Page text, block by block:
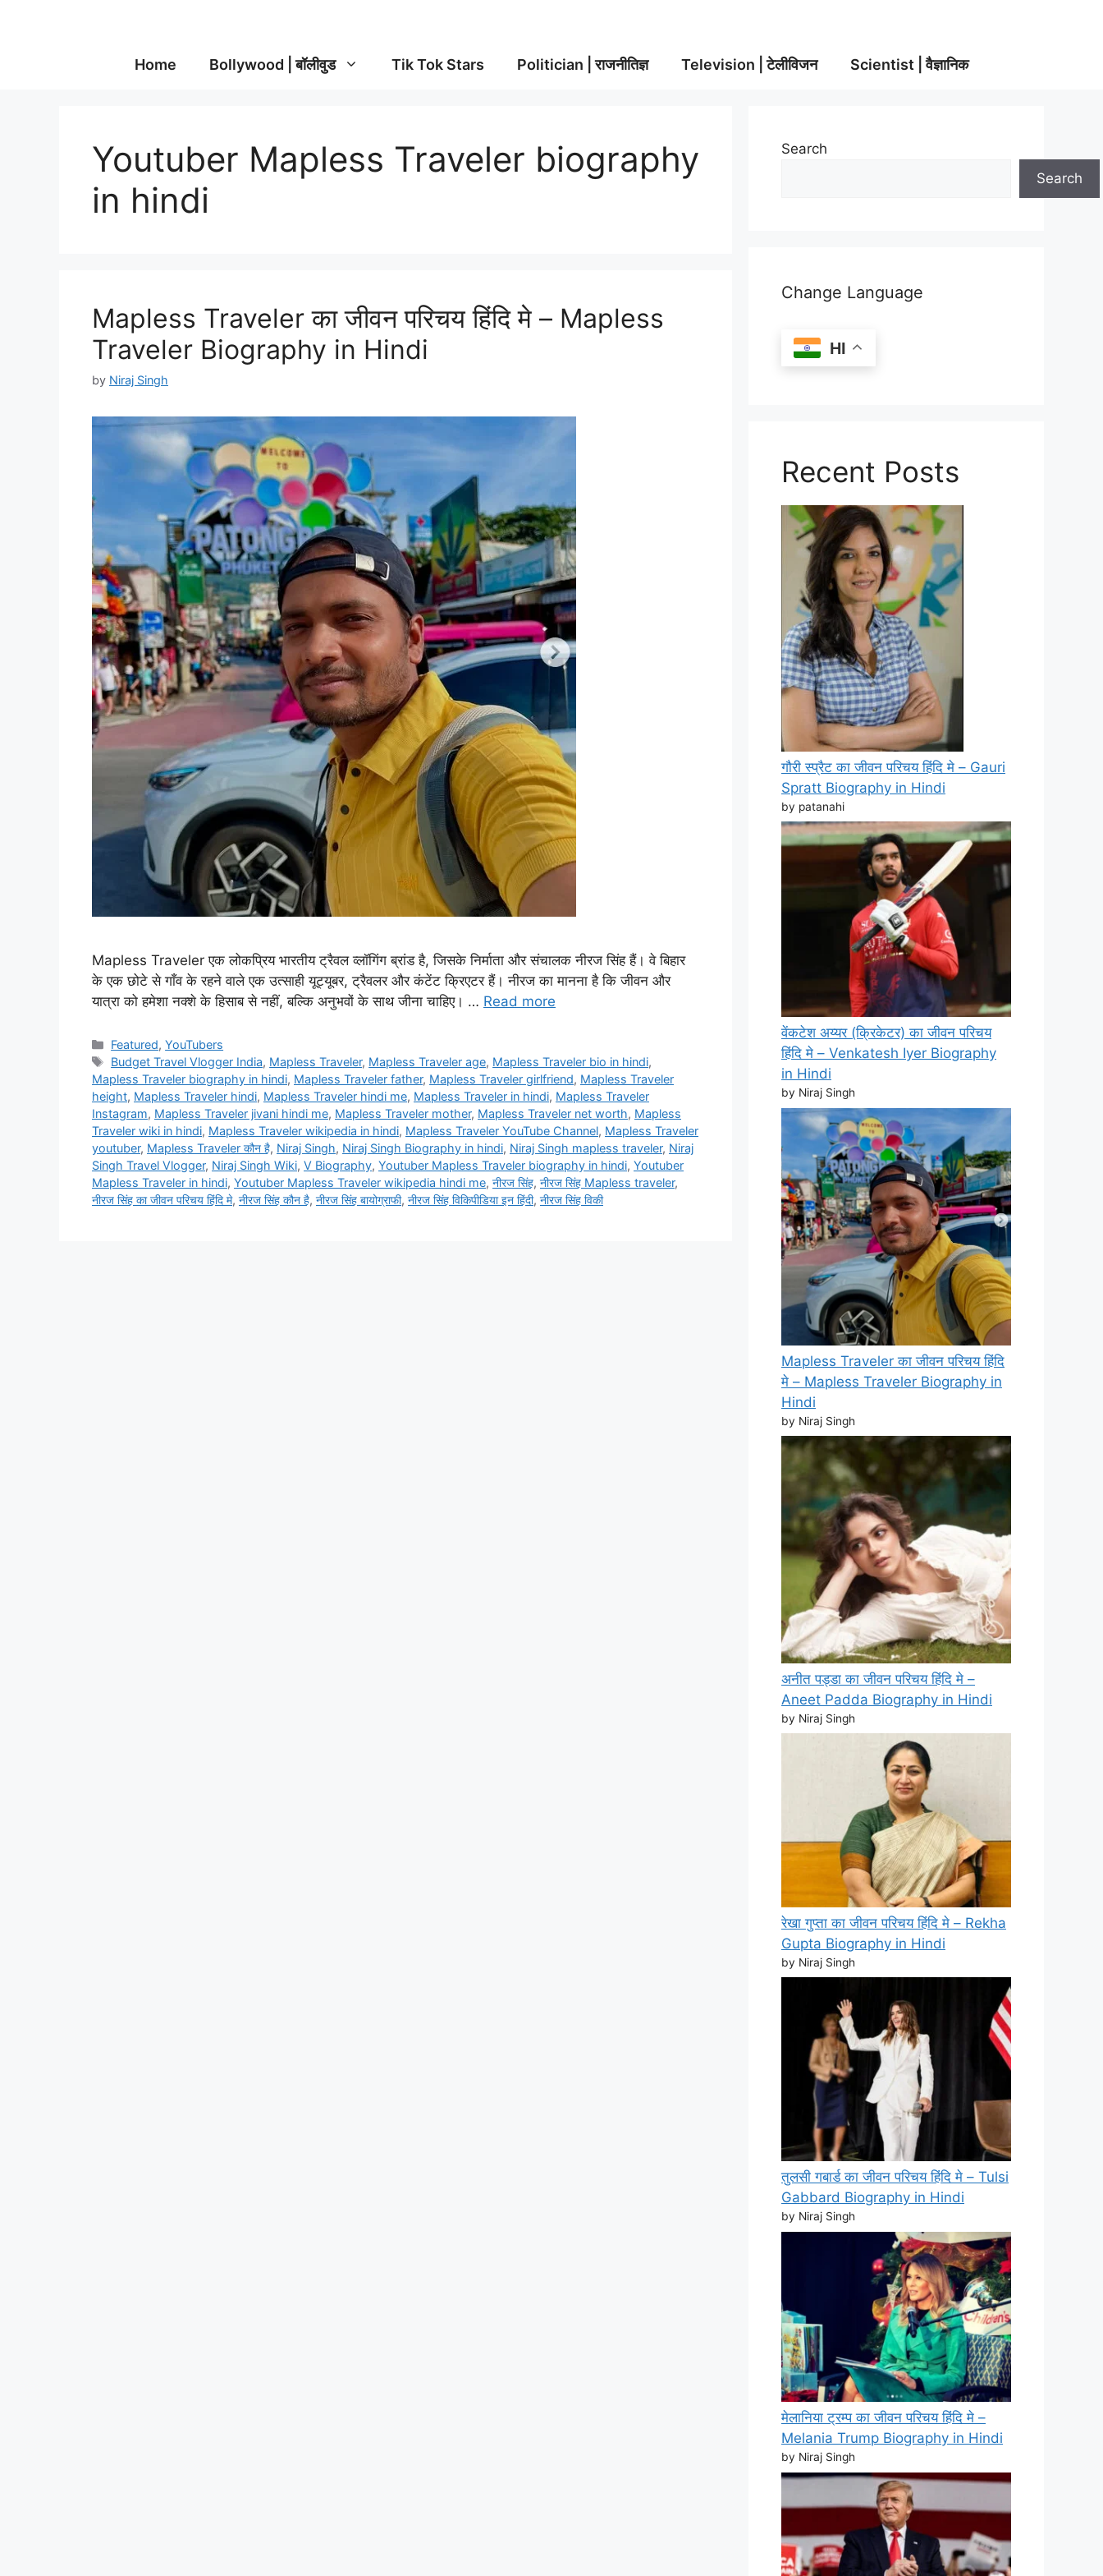
Home Bollywood | बॉलीवुड Tik Tok Stars Politician | राजनीतिज्ञ Television | टेलीविजन Scientist | वैज्ञानिक
Youtuber Mapless Traveler biography
in hindi
Mapless Traveler का जीवन परिचय हिंदि मे – Mapless
Traveler Biography in Hindi
by Niraj Singh
Mapless Traveler एक लोकप्रिय भारतीय ट्रैवल व्लॉगिंग ब्रांड है, जिसके निर्माता और संचालक नीरज सिंह हैं। वे बिहार
के एक छोटे से गाँव के रहने वाले एक उत्साही यूट्यूबर, ट्रैवलर और कंटेंट क्रिएटर हैं। नीरज का मानना है कि जीवन और
यात्रा को हमेशा नक्शे के हिसाब से नहीं, बल्कि अनुभवों के साथ जीना चाहिए। … Read more
Categories
Featured,YouTubers
Tags
Budget Travel Vlogger India, Mapless Traveler, Mapless Traveler age, Mapless Traveler bio in hindi,
Mapless Traveler biography in hindi, Mapless Traveler father, Mapless Traveler girlfriend, Mapless Traveler
height, Mapless Traveler hindi, Mapless Traveler hindi me, Mapless Traveler in hindi, Mapless Traveler
Instagram, Mapless Traveler jivani hindi me, Mapless Traveler mother, Mapless Traveler net worth, Mapless
Traveler wiki in hindi, Mapless Traveler wikipedia in hindi, Mapless Traveler YouTube Channel, Mapless Traveler
youtuber, Mapless Traveler कौन है, Niraj Singh, Niraj Singh Biography in hindi, Niraj Singh mapless traveler, Niraj
Singh Travel Vlogger, Niraj Singh Wiki, V Biography, Youtuber Mapless Traveler biography in hindi, Youtuber
Mapless Traveler in hindi, Youtuber Mapless Traveler wikipedia hindi me, नीरज सिंह, नीरज सिंह Mapless traveler,
नीरज सिंह का जीवन परिचय हिंदि मे, नीरज सिंह कौन है, नीरज सिंह बायोग्राफी, नीरज सिंह विकिपीडिया इन हिंदी, नीरज सिंह विकी
Search
Search
Change Language
HI
Recent Posts
गौरी स्प्रैट का जीवन परिचय हिंदि मे – Gauri
Spratt Biography in Hindi
by patanahi
वेंकटेश अय्यर (क्रिकेटर) का जीवन परिचय
हिंदि मे – Venkatesh Iyer Biography
in Hindi
by Niraj Singh
Mapless Traveler का जीवन परिचय हिंदि
मे – Mapless Traveler Biography in
Hindi
by Niraj Singh
अनीत पड्डा का जीवन परिचय हिंदि मे –
Aneet Padda Biography in Hindi
by Niraj Singh
रेखा गुप्ता का जीवन परिचय हिंदि मे – Rekha
Gupta Biography in Hindi
by Niraj Singh
तुलसी गबार्ड का जीवन परिचय हिंदि मे – Tulsi
Gabbard Biography in Hindi
by Niraj Singh
मेलानिया ट्रम्प का जीवन परिचय हिंदि मे –
Melania Trump Biography in Hindi
by Niraj Singh